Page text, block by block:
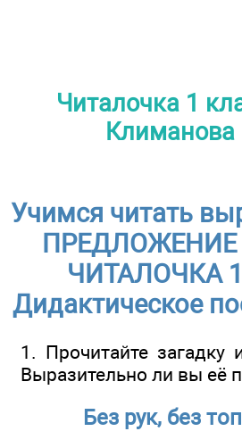
Читалочка 1
Климанова
Учимся читать
ПРЕДЛОЖЕНИЕ
ЧИТАЛОЧКА 1
Дидактическое
1. Прочитайте загадку
Выразительно ли вы её
Без рук, без